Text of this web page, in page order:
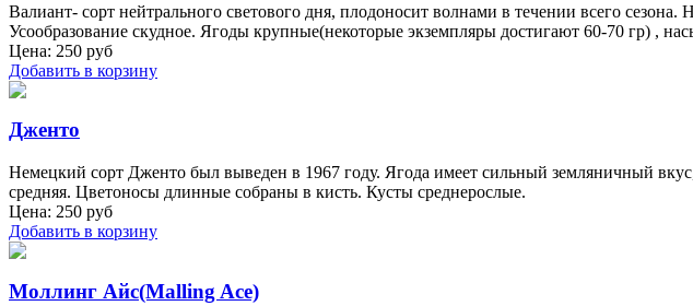
Валиант- сорт нейтрального светового дня, плодоносит волнами в течении всего
Усообразование скудное. Ягоды крупные(некоторые экземпляры достигают 60-70 гр) ,
Цена: 250 руб
Добавить в корзину
Дженто
Немецкий сорт Дженто был выведен в 1967 году. Ягода имеет сильный земляничный
средняя. Цветоносы длинные собраны в кисть. Кусты среднерослые.
Цена: 250 руб
Добавить в корзину
Моллинг Айс(Malling Ace)